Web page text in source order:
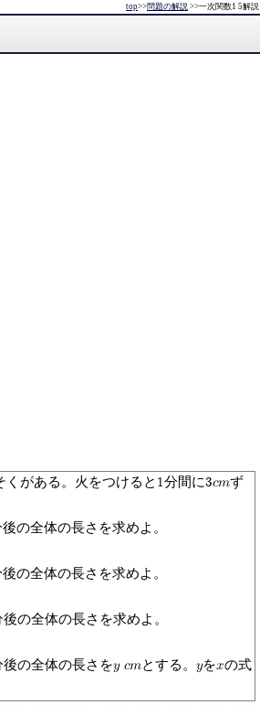
top>>問題の解説 >>一次関数1 5解説
くがある。火をつけると1分間に3cmず
の全体の長さを求めよ。
の全体の長さを求めよ。
の全体の長さを求めよ。
の全体の長さをy cmとする。yをxの式